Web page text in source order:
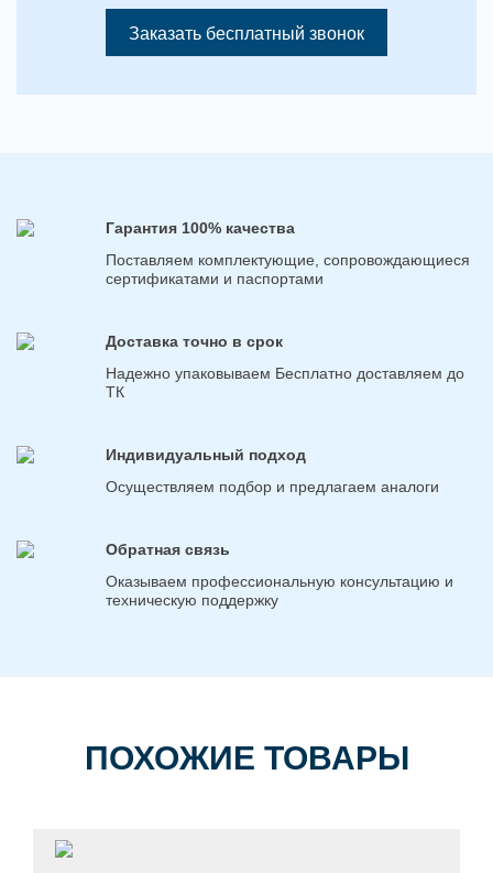
Заказать бесплатный звонок
Гарантия 100% качества
Поставляем комплектующие, сопровождающиеся
сертификатами и паспортами
Доставка точно в срок
Надежно упаковываем Бесплатно доставляем до
ТК
Индивидуальный подход
Осуществляем подбор и предлагаем аналоги
Обратная связь
Оказываем профессиональную консультацию и
техническую поддержку
ПОХОЖИЕ ТОВАРЫ